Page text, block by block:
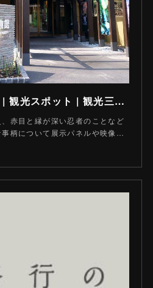
赤目自然歴史博物館 | 観光スポット | 観光三重(かんこうみえ)
赤目と縁が深い忍者のことなど
柄について展示パネルや映像…